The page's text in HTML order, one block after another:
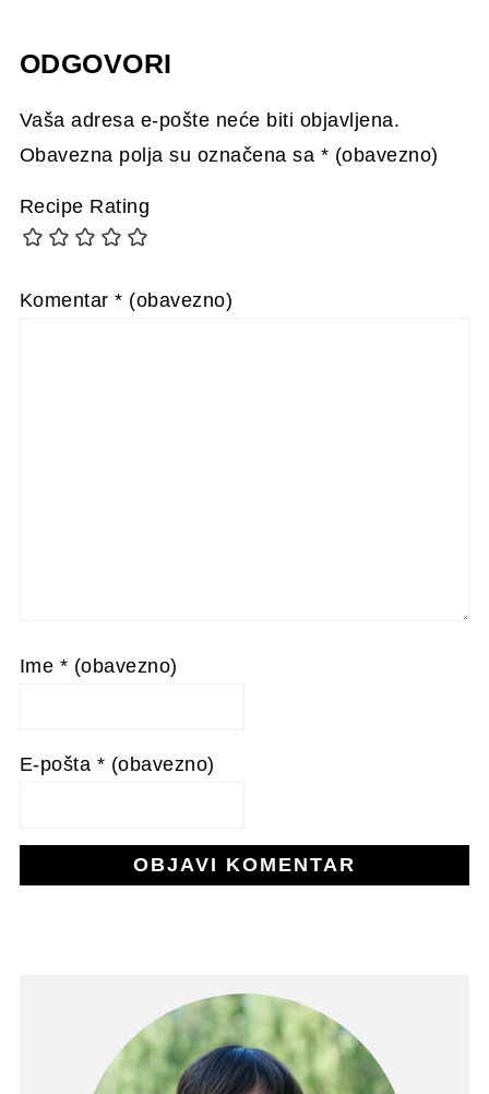
ODGOVORI
Vaša adresa e-pošte neće biti objavljena.
Obavezna polja su označena sa * (obavezno)
Recipe Rating
Komentar* (obavezno)
Ime * (obavezno)
E-pošta * (obavezno)